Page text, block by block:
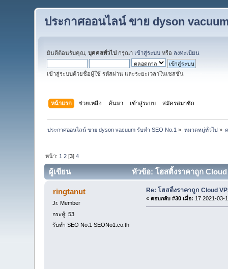
ประกาศออนไลน์ ขาย dyson
ยินดีต้อนรับคุณ,บุคคลทั่วไป กรุณา เข้าสู่ระบบ หรือ ลงทะเบียน
เข้าสู่ระบบด้วยชื่อผู้ใช้ รหัสผ่าน และระยะเวลาในเซสชั่น
หน้าแรก ช่วยเหลือ ค้นหา เข้าสู่ระบบ สมัครสมาชิก
ประกาศออนไลน์ ขาย dyson vacuum รับทำ SEO No.1 » หมวดหมู่ทั่วไป»
หน้า: 1 2 [3]4
ผู้เขียน หัวข้อ: โฮสติ้งราคาถูก
ringtanut
Jr. Member
กระทู้: 53
รับทำ SEO No.1 SEONo1.co.th
Re: โฮสติ้งราคาถูก Cloud
« ตอบกลับ #30 เมื่อ: 17 2021-03-